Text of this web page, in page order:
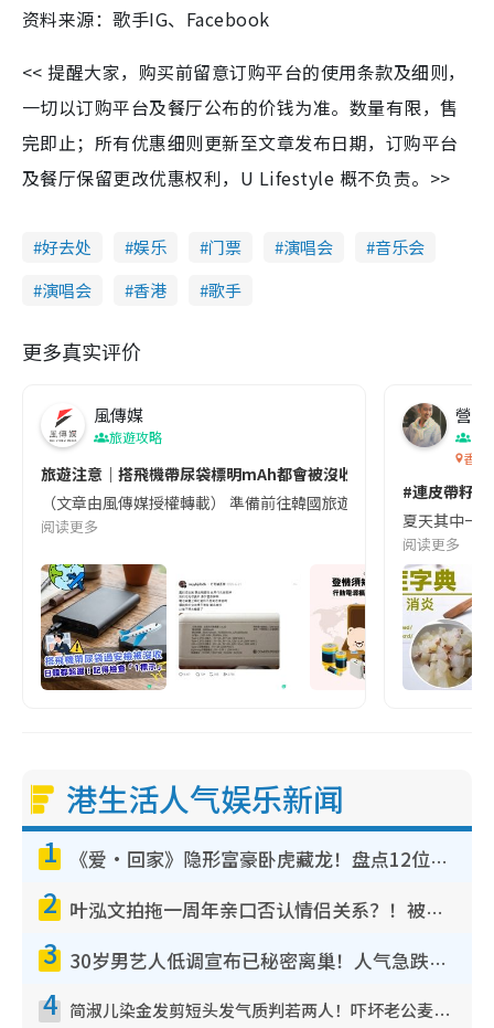
资料来源：歌手IG、Facebook
<< 提醒大家，购买前留意订购平台的使用条款及细则，
一切以订购平台及餐厅公布的价钱为准。数量有限，售
完即止；所有优惠细则更新至文章发布日期，订购平台
及餐厅保留更改优惠权利，U Lifestyle 概不负责。>>
好去处 娱乐 门票 演唱会
音乐会
演唱会
香港 歌手
更多真实评价
風傳媒
旅遊攻略
旅遊注意｜搭飛機帶尿袋標明mAh都會被沒收😱出發前切記檢查
（文章由風傳媒授權轉載） 準備前往韓國旅遊的民眾，近期要
阅读更多
營養
香港
#連皮帶籽
夏天其中一
阅读更多
港生活人气娱乐新闻
1 《爱·回家》隐形富豪卧虎藏龙！盘点12位财气逼人的有钱艺人：这位美女3亿身家不愁做
2 叶泓文拍拖一周年亲口否认情侣关系？！被质疑感情造假竟称GM“普通同事”
3 30岁男艺人低调宣布已秘密离巢！人气急跌变失踪人口：“这几年过得并不容易”
4 简淑儿染金发剪短头发气质判若两人！吓坏老公麦大力都认不出：“你做什么？”